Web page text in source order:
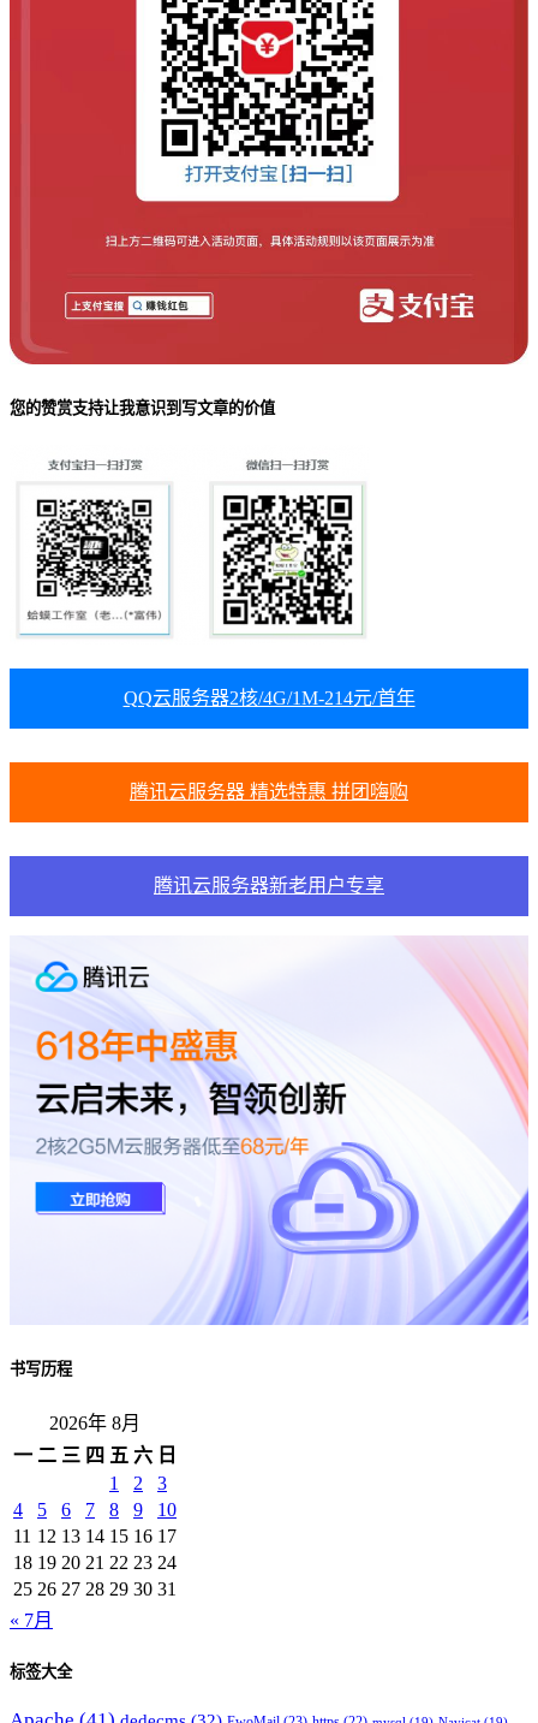
您的赞赏支持让我意识到写文章的价值
QQ云服务器2核/4G/1M-214元/首年
腾讯云服务器 精选特惠 拼团嗨购
腾讯云服务器新老用户专享
书写历程
2026年 8月
一 二 三 四 五 六 日
1
2
3
4
5 6 7 8 9
10
11 12 13 14 15 16 17
18 19 20 21 22 23 24
25 26 27 28 29 30 31
« 7月
标签大全